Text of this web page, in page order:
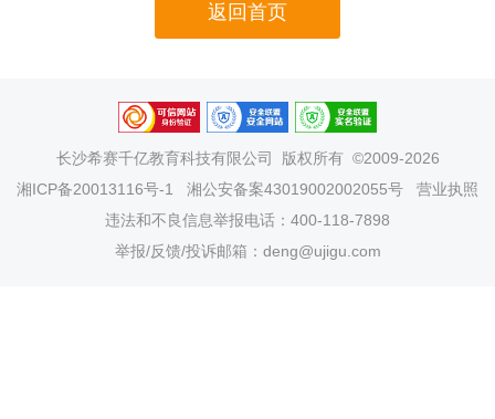
返回首页
长沙希赛千亿教育科技有限公司
版权所有 ©2009-2026
湘ICP备20013116号-1
湘公安备案43019002002055号
营业执照
违法和不良信息举报电话：400-118-7898
举报/反馈/投诉邮箱：deng@ujigu.com